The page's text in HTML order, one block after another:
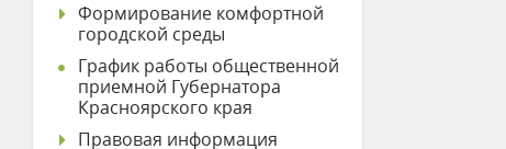
Формирование комфортной
городской среды
График работы общественной
приемной Губернатора
Красноярского края
Правовая информация